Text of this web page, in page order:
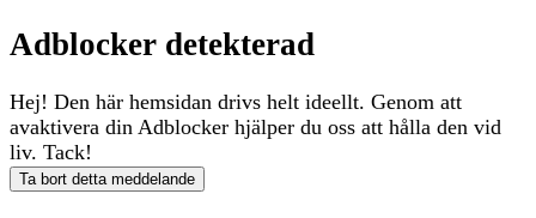
Adblocker detekterad
Hej! Den här hemsidan drivs helt ideellt. Genom att
avaktivera din Adblocker hjälper du oss att hålla den vid
liv. Tack!
Ta bort detta meddelande